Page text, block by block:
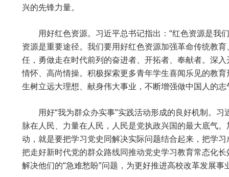
兴的先锋力量。
用好红色资源。习近平总书记指出：“红色资源是我
资源是重要途径。我们要用好红色资源加强革命传统教
任，勇做走在时代前列的奋进者、开拓者、奉献者。深
情怀、高尚情操。积极探索更多青年学生喜闻乐见的教
生树立远大理想、献身伟大事业，不断增强做中国人的
用好“我为群众办实事”实践活动形成的良好机制。
脉在人民、力量在人民，人民是党执政兴国的最大底气
动，就是要把学习党史同解决实际问题结合起来，把学
把走好新时代党的群众路线同推动党史学习教育常态化
解决他们的“急难愁盼”问题，为更好推进高校改革发展事